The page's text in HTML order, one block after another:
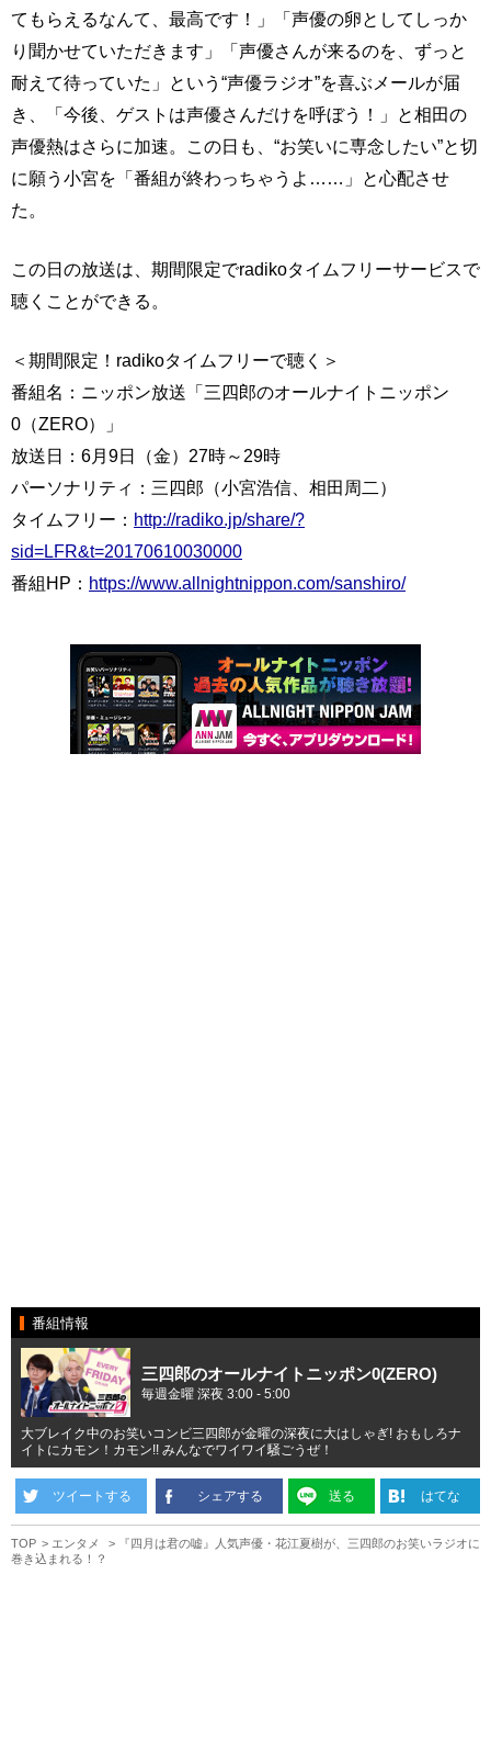
てもらえるなんて、最高です！」「声優の卵としてしっか
り聞かせていただきます」「声優さんが来るのを、ずっと
耐えて待っていた」という“声優ラジオ”を喜ぶメールが届
き、「今後、ゲストは声優さんだけを呼ぼう！」と相田の
声優熱はさらに加速。この日も、“お笑いに専念したい”と切
に願う小宮を「番組が終わっちゃうよ……」と心配させ
た。
この日の放送は、期間限定でradikoタイムフリーサービスで
聴くことができる。
＜期間限定！radikoタイムフリーで聴く＞
番組名：ニッポン放送「三四郎のオールナイトニッポン
0（ZERO）」
放送日：6月9日（金）27時～29時
パーソナリティ：三四郎（小宮浩信、相田周二）
タイムフリー： http://radiko.jp/share/?
sid=LFR&t=20170610030000
番組HP： https://www.allnightnippon.com/sanshiro/
番組情報
三四郎のオールナイトニッポン0(ZERO)
毎週金曜 深夜 3:00 - 5:00
大ブレイク中のお笑いコンビ三四郎が金曜の深夜に大はしゃぎ! おもしろナ
イトにカモン！カモン!! みんなでワイワイ騒ごうぜ！
ツイートする シェアする 送る はてな
TOP エンタメ
『四月は君の嘘』人気声優・花江夏樹が、三四郎のお笑いラジオに
巻き込まれる！？